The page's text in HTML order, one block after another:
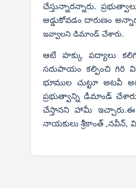
చేస్తున్నారన్నారు.
అడ్డుకోవడం దారుణం
ఇవ్వాలని డిమాండ్ చేశారు.
ఆటే హక్కు పద్యాలు
సదుపాయం కల్పించి గిరి
భూముల చుట్టూ అటవీ
ప్రభుత్వాన్ని డిమాండ్
చేస్తానని హామీ ఇచ్చారు.ఈ
నాయకులు శ్రీకాంత్ ,నవీన్,